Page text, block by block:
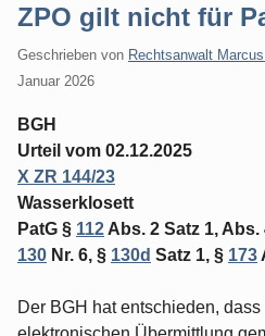
ZPO gilt nicht für
Geschrieben von Rechtsanwalt
Januar 2026
BGH
Urteil vom 02.12.2025
X ZR 144/23
Wasserklosett
PatG § 112 Abs. 2 Satz 1, Abs.
130 Nr. 6, § 130d Satz 1, § 173
Der BGH hat entschieden,